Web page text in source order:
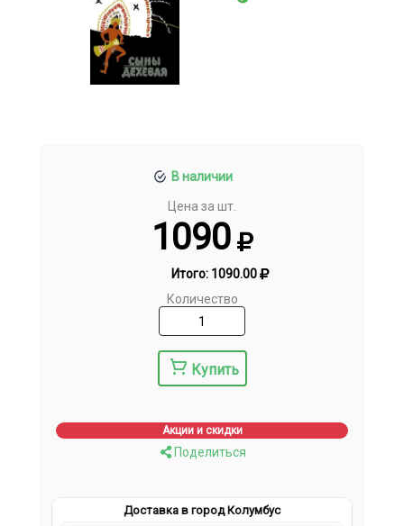
В наличии
Цена за шт.
1090
Итого: 1090.00
Количество
Купить
Акции и скидки
Поделиться
Доставка в город Колумбус